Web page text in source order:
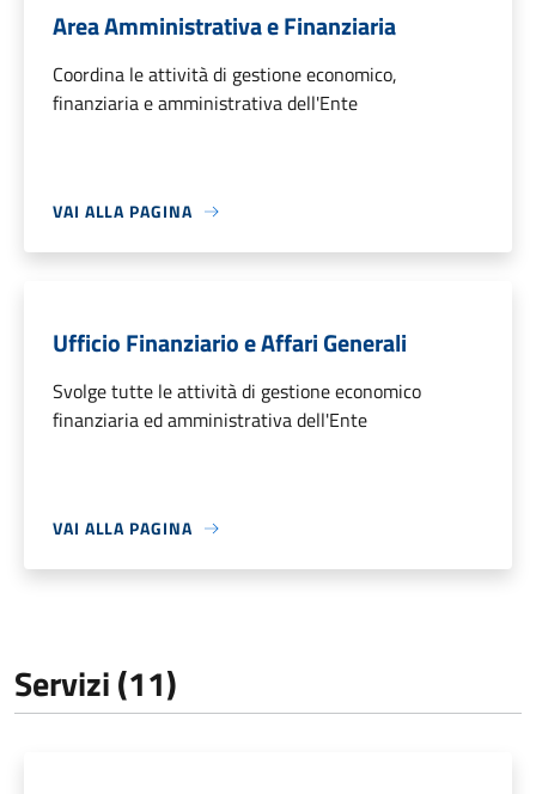
Area Amministrativa e Finanziaria
Coordina le attività di gestione economico,
finanziaria e amministrativa dell'Ente
VAI ALLA PAGINA
Ufficio Finanziario e Affari Generali
Svolge tutte le attività di gestione economico
finanziaria ed amministrativa dell'Ente
VAI ALLA PAGINA
Servizi (11)